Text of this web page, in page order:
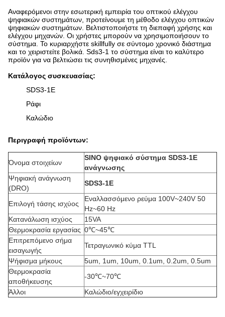
Αναφερόμενοι στην εσωτερική εμπειρία του οπτικού ελέγχου
ψηφιακών συστημάτων, προτείνουμε τη μέθοδο ελέγχου οπτικών
ψηφιακών συστημάτων. Βελτιστοποιήστε τη διεπαφή χρήσης και
ελέγχου μηχανών. Οι χρήστες μπορούν να χρησιμοποιήσουν το
σύστημα. Το κυριαρχήστε skillfully σε σύντομο χρονικό διάστημα
και το χειριστείτε βολικά. Sds3-1 το σύστημα είναι το καλύτερο
προϊόν για να βελτιώσει τις συνηθισμένες μηχανές.
Κατάλογος συσκευασίας:
SDS3-1E
Ράφι
Καλώδιο
Περιγραφή προϊόντων:
Όνομα στοιχείων
SINO ψηφιακό σύστημα SDS3-1E
ανάγνωσης
Ψηφιακή ανάγνωση
(DRO)
SDS3-1E
Επιλογή τάσης ισχύος
Εναλλασσόμενο ρεύμα 100V~240V 50
Hz~60 Hz
Κατανάλωση ισχύος
15VA
Θερμοκρασία εργασίας 0℃~45℃
Επιτρεπόμενο σήμα
εισαγωγής
Τετραγωνικό κύμα TTL
Ψήφισμα μήκους
5um, 1um, 10um, 0.1um, 0.2um, 0.5um
Θερμοκρασία
αποθήκευσης
-30℃~70℃
Άλλοι
Καλώδιο/εγχειρίδιο